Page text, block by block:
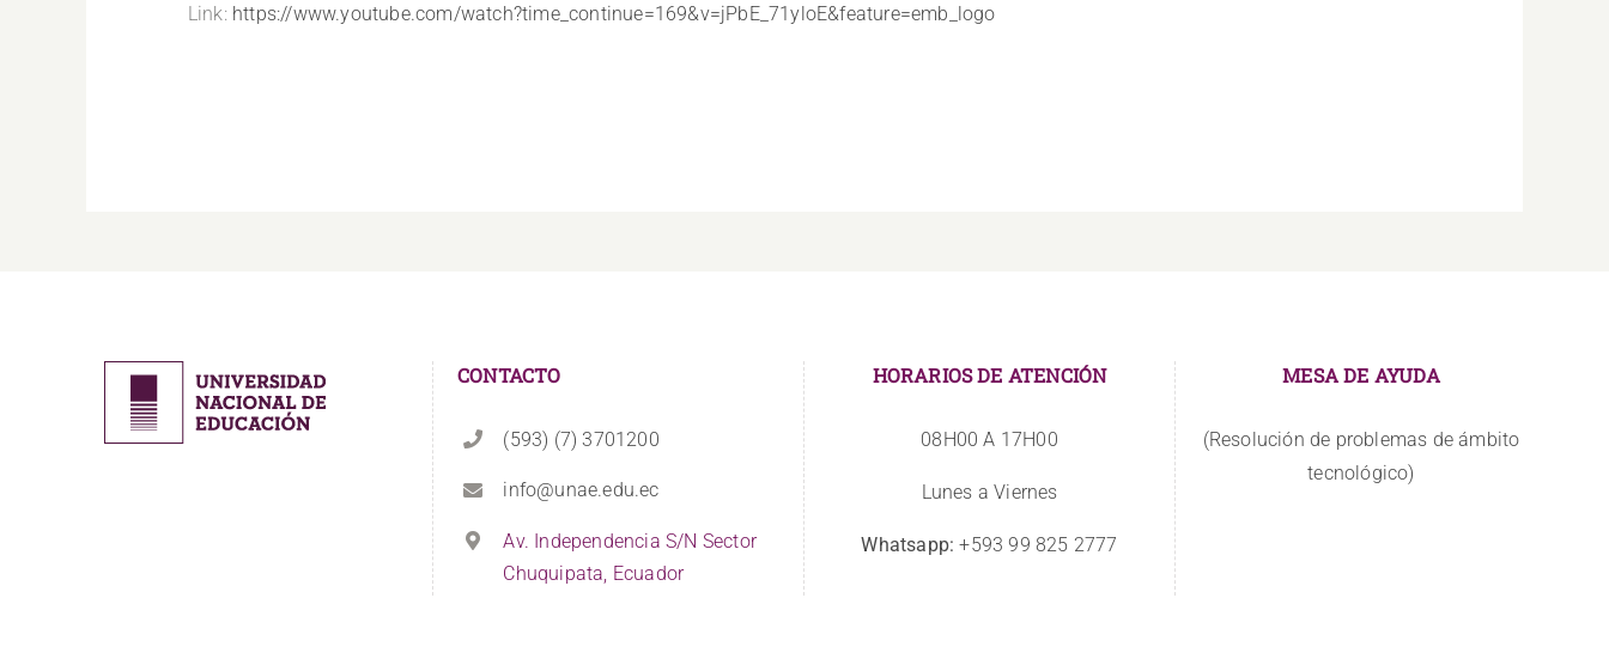
Link: https://www.youtube.com/watch?time_continue=169&v=jPbE_71yloE&feature=emb_logo
CONTACTO
(593) (7) 3701200
info@unae.edu.ec
Av. Independencia S/N Sector
Chuquipata, Ecuador
HORARIOS DE ATENCIÓN
08H00 A 17H00
Lunes a Viernes
Whatsapp: +593 99 825 2777
MESA DE AYUDA
(Resolución de problemas de ámbito
tecnológico)